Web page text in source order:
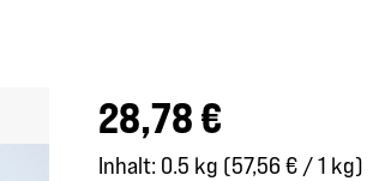
Regulärer Preis:
28,78 €
Inhalt: 0.5 kg (57,56 € / 1 kg)